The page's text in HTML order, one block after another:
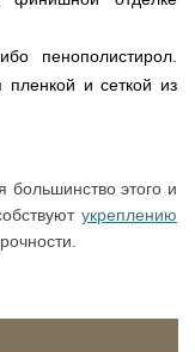
пенополистирол.
пленкой и сеткой из
большинство этого и
укреплению